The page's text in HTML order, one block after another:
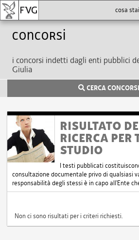
Concorsi
i concorsi indetti dagli enti pubblici
Giulia
CERCA CONCORSI
RISULTATO
RICERCA PER
STUDIO
I testi pubblicati
consultazione documentale privo di qualsiasi
responsabilità degli stessi è in capo all'Ente
Non ci sono risultati per i criteri richiesti.